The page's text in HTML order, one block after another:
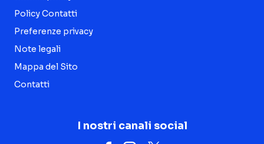
Policy Contatti
Preferenze privacy
Note legali
Mappa del Sito
Contatti
I nostri canali social